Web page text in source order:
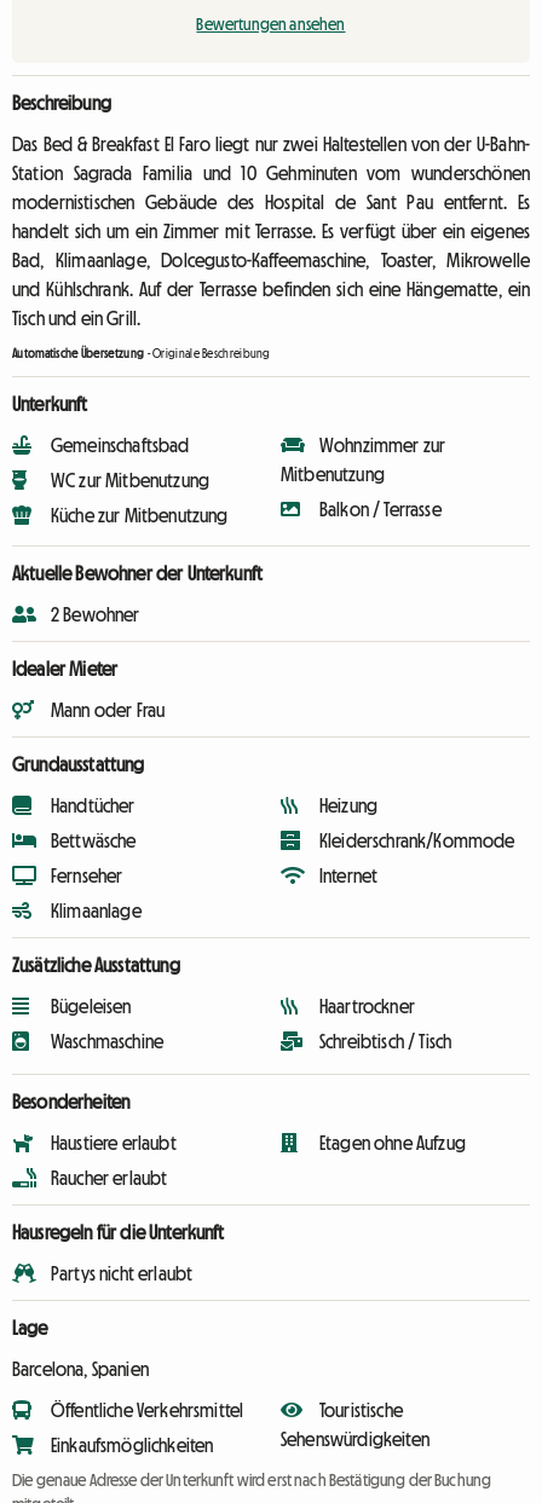
Bewertungen ansehen
Beschreibung
Das Bed & Breakfast El Faro liegt nur zwei Haltestellen von der U-Bahn-
Station Sagrada Familia und 10 Gehminuten vom wunderschönen
modernistischen Gebäude des Hospital de Sant Pau entfernt. Es
handelt sich um ein Zimmer mit Terrasse. Es verfügt über ein eigenes
Bad, Klimaanlage, Dolcegusto-Kaffeemaschine, Toaster, Mikrowelle
und Kühlschrank. Auf der Terrasse befinden sich eine Hängematte, ein
Tisch und ein Grill.
Automatische Übersetzung -Originale Beschreibung
Unterkunft
Gemeinschaftsbad
WC zur Mitbenutzung
Küche zur Mitbenutzung
Wohnzimmer zur
Mitbenutzung
Balkon / Terrasse
Aktuelle Bewohner der Unterkunft
2 Bewohner
Idealer Mieter
Mann oder Frau
Grundausstattung
Handtücher
Bettwäsche
Fernseher
Klimaanlage
Heizung
Kleiderschrank/Kommode
Internet
Zusätzliche Ausstattung
Bügeleisen
Waschmaschine
Haartrockner
Schreibtisch / Tisch
Besonderheiten
Haustiere erlaubt
Raucher erlaubt
Etagen ohne Aufzug
Hausregeln für die Unterkunft
Partys nicht erlaubt
Lage
Barcelona, Spanien
Öffentliche Verkehrsmittel
Einkaufsmöglichkeiten
Touristische
Sehenswürdigkeiten
Die genaue Adresse der Unterkunft wird erst nach Bestätigung der Buchung